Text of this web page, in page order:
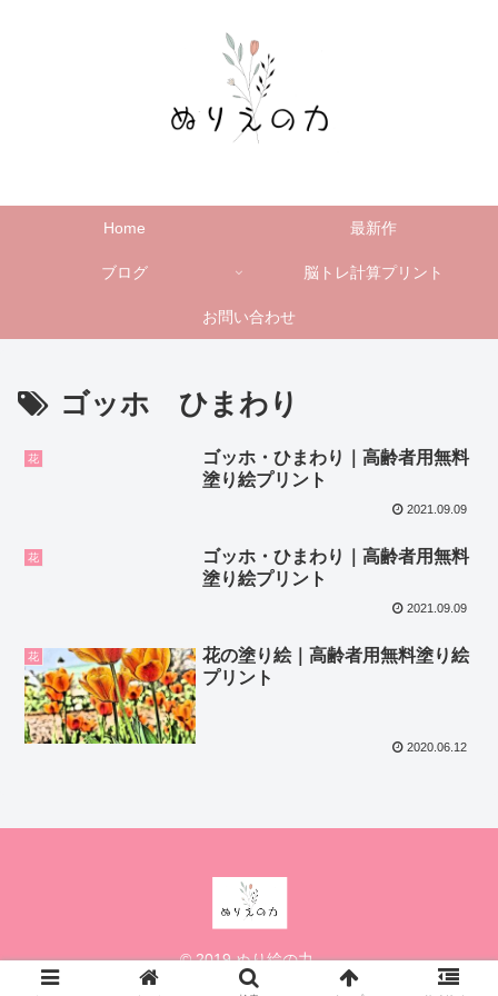
Home 最新作
ブログ 脳トレ計算プリント
お問い合わせ
ゴッホ ひまわり
花
ゴッホ・ひまわり｜高齢者用無料
塗り絵プリント
2021.09.09
花
ゴッホ・ひまわり｜高齢者用無料
塗り絵プリント
2021.09.09
花
花の塗り絵｜高齢者用無料塗り絵
プリント
2020.06.12
© 2019 ぬり絵の力.